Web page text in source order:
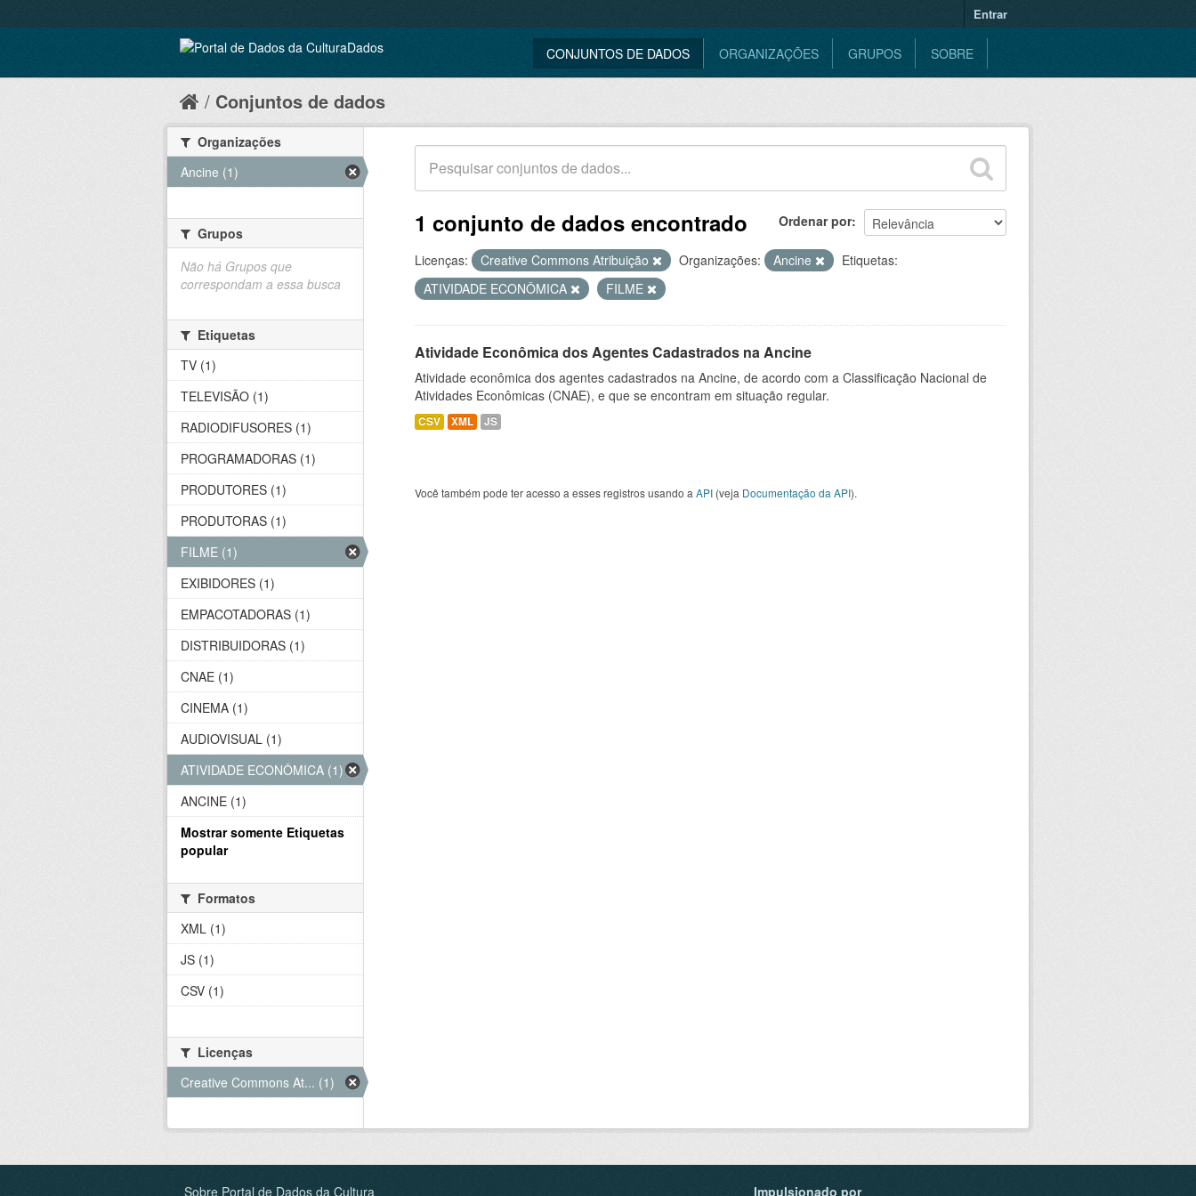
Entrar
CONJUNTOS DE DADOS ORGANIZAÇÕES GRUPOS SOBRE
Conjuntos de dados
Ordenar por
1 conjunto de dados encontrado
Licenças: Creative Commons Atribuição Organizações: Ancine
Etiquetas:
ATIVIDADE ECONÔMICA
FILME
Atividade Econômica dos Agentes Cadastrados na Ancine
Atividade econômica dos agentes cadastrados na Ancine, de acordo com a Classificação Nacional de
Atividades Econômicas (CNAE), e que se encontram em situação regular.
CSV XML JS
Você também pode ter acesso a esses registros usando a API (veja Documentação da API).
Organizações
Ancine (1)
Grupos
Não há Grupos que
correspondam a essa busca
Etiquetas
TV (1)
TELEVISÃO (1)
RADIODIFUSORES (1)
PROGRAMADORAS (1)
PRODUTORES (1)
PRODUTORAS (1)
FILME (1)
EXIBIDORES (1)
EMPACOTADORAS (1)
DISTRIBUIDORAS (1)
CNAE (1)
CINEMA (1)
AUDIOVISUAL (1)
ATIVIDADE ECONÔMICA (1)
ANCINE (1)
Mostrar somente Etiquetas
popular
Formatos
XML (1)
JS (1)
CSV (1)
Licenças
Creative Commons At... (1)
Sobre Portal de Dados da Cultura Impulsionado por